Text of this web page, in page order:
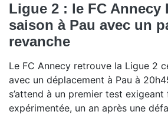
Ligue 2 : le FC Annecy
saison à Pau avec un
revanche
Le FC Annecy retrouve la Ligue 2
avec un déplacement à Pau à
s’attend à un premier test
expérimentée, un an après une